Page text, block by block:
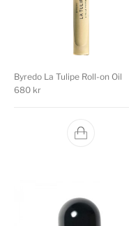
Byredo La Tulipe Roll-on Oil
680 kr